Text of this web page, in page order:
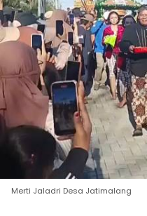
Merti Jaladri Desa Jatimalang